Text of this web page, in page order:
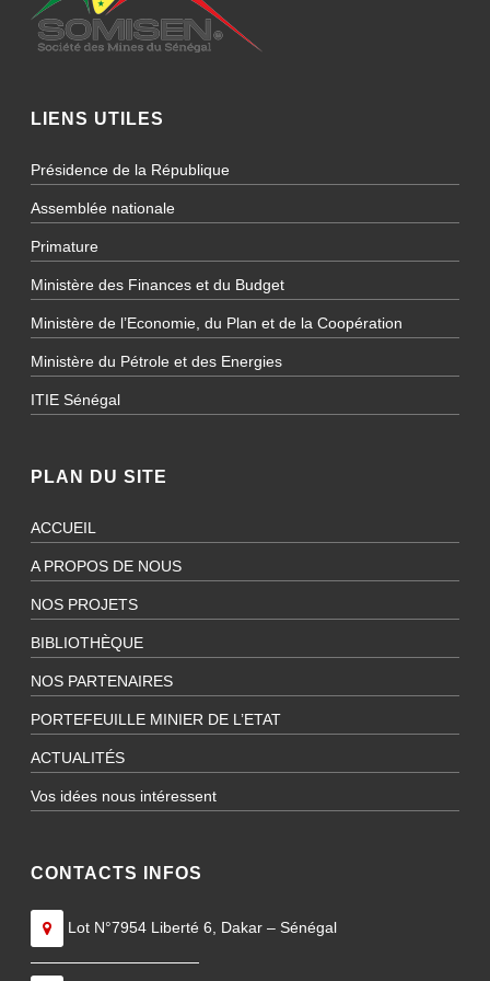
LIENS UTILES
Présidence de la République
Assemblée nationale
Primature
Ministère des Finances et du Budget
Ministère de l’Economie, du Plan et de la Coopération
Ministère du Pétrole et des Energies
ITIE Sénégal
PLAN DU SITE
ACCUEIL
A PROPOS DE NOUS
NOS PROJETS
BIBLIOTHÈQUE
NOS PARTENAIRES
PORTEFEUILLE MINIER DE L’ETAT
ACTUALITÉS
Vos idées nous intéressent
CONTACTS INFOS
Lot N°7954 Liberté 6, Dakar – Sénégal
———————————